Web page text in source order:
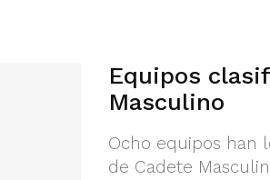
Equipos
Masculino
Ocho equipos han
de Cadete